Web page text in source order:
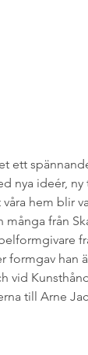
ett
nya ideér,
hem blir
från
formgav han
vid
till Arne